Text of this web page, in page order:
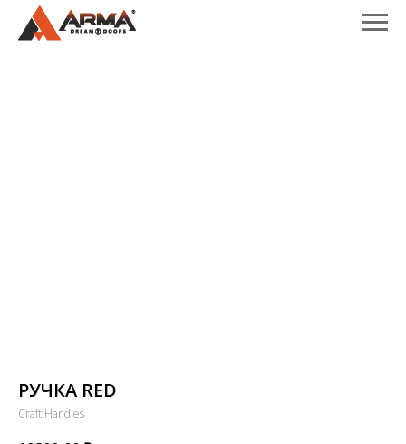
РУЧКА RED
Craft Handles